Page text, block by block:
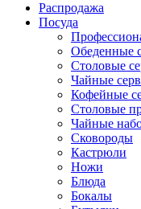
Распродажа
Посуда
Обеденные
Столовые
Чайные
Кофейные
Столовые
Чайные
Сковороды
Кастрюли
Ножи
Блюда
Бокалы